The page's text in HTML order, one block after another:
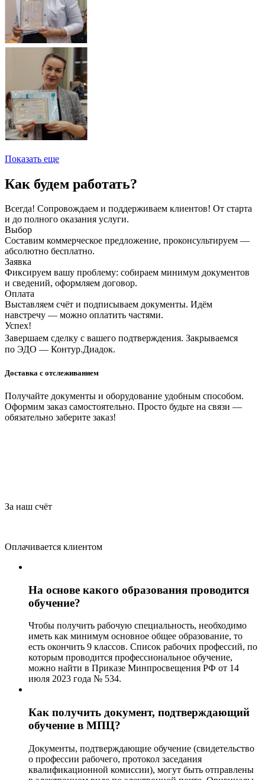
Показать еще
Как будем работать?
Всегда! Сопровождаем и поддерживаем клиентов! От старта
и до полного оказания услуги.
Выбор
Составим коммерческое предложение, проконсультируем —
абсолютно бесплатно.
Заявка
Фиксируем вашу проблему: собираем минимум документов
и сведений, оформляем договор.
Оплата
Выставляем счёт и подписываем документы. Идём
навстречу — можно оплатить частями.
Успех!
Завершаем сделку с вашего подтверждения. Закрываемся
по ЭДО — Контур.Диадок.
Доставка с отслеживанием
Получайте документы и оборудование удобным способом.
Оформим заказ самостоятельно. Просто будьте на связи —
обязательно заберите заказ!
За наш счёт
Оплачивается клиентом
На основе какого образования проводится
обучение?
Чтобы получить рабочую специальность, необходимо
иметь как минимум основное общее образование, то
есть окончить 9 классов. Список рабочих профессий, по
которым проводится профессиональное обучение,
можно найти в Приказе Минпросвещения РФ от 14
июля 2023 года № 534.
Как получить документ, подтверждающий
обучение в МПЦ?
Документы, подтверждающие обучение (свидетельство
о профессии рабочего, протокол заседания
квалификационной комиссии), могут быть отправлены